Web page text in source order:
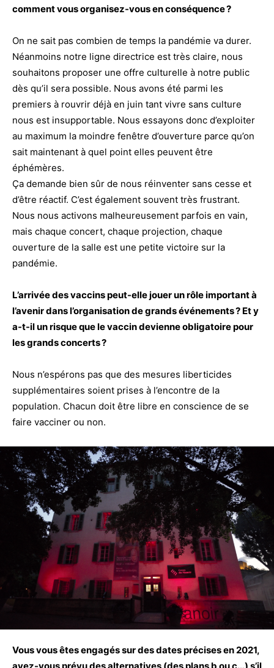
comment vous organisez-vous en conséquence ?
On ne sait pas combien de temps la pandémie va durer.
Néanmoins notre ligne directrice est très claire, nous
souhaitons proposer une offre culturelle à notre public
dès qu’il sera possible. Nous avons été parmi les
premiers à rouvrir déjà en juin tant vivre sans culture
nous est insupportable. Nous essayons donc d’exploiter
au maximum la moindre fenêtre d’ouverture parce qu’on
sait maintenant à quel point elles peuvent être
éphémères.
Ça demande bien sûr de nous réinventer sans cesse et
d’être réactif. C’est également souvent très frustrant.
Nous nous activons malheureusement parfois en vain,
mais chaque concert, chaque projection, chaque
ouverture de la salle est une petite victoire sur la
pandémie.
L’arrivée des vaccins peut-elle jouer un rôle important à
l’avenir dans l’organisation de grands événements ? Et y
a-t-il un risque que le vaccin devienne obligatoire pour
les grands concerts ?
Nous n’espérons pas que des mesures liberticides
supplémentaires soient prises à l’encontre de la
population. Chacun doit être libre en conscience de se
faire vacciner ou non.
Vous vous êtes engagés sur des dates précises en 2021,